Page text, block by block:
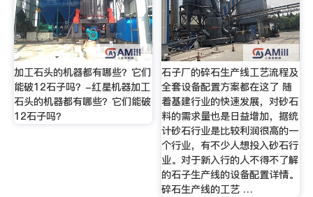
加工石头的机器都有哪些？它们
能破12石子吗？-红星机器加工
石头的机器都有哪些？它们能破
12石子吗？
石子厂的碎石生产线工艺流程及
全套设备配置方案都在这了 随
着基建行业的快速发展，对砂石
料的需求量也是日益增加，据统
计砂石行业是比较利润很高的一
个行业，有不少人想投入砂石行
业。对于新入行的人不得不了解
的石子生产线的设备配置详情。
碎石生产线的工艺 …